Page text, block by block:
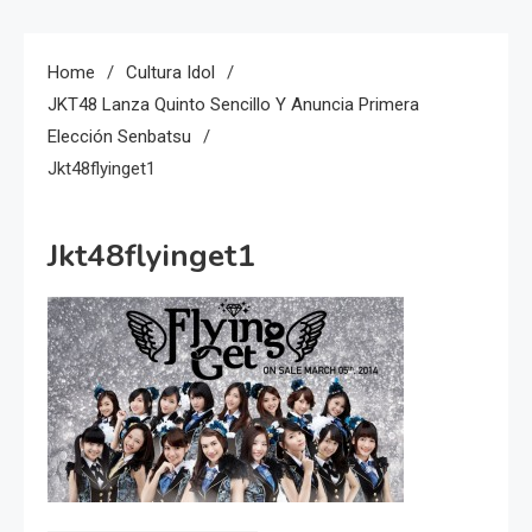
Home
Cultura Idol
JKT48 Lanza Quinto Sencillo Y Anuncia Primera
Elección Senbatsu
Jkt48flyinget1
Jkt48flyinget1